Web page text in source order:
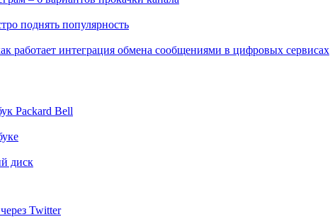
поднять популярность
работает интеграция обмена сообщениями в цифровых сервисах
Packard Bell
диск
Twitter